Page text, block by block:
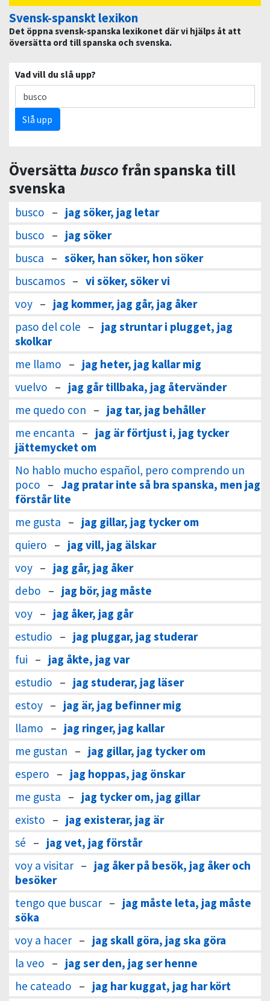
Svensk-spanskt lexikon
Det öppna svensk-spanska lexikonet där vi hjälps åt att
översätta ord till spanska och svenska.
Vad vill du slå upp?
Slå upp
Översätta busco från spanska till
svenska
busco – jag söker, jag letar
busco – jag söker
busca – söker, han söker, hon söker
buscamos – vi söker, söker vi
voy – jag kommer, jag går, jag åker
paso del cole – jag struntar i plugget, jag
skolkar
me llamo – jag heter, jag kallar mig
vuelvo – jag går tillbaka, jag återvänder
me quedo con – jag tar, jag behåller
me encanta – jag är förtjust i, jag tycker
jättemycket om
No hablo mucho español, pero comprendo un
poco – Jag pratar inte så bra spanska, men jag
förstår lite
me gusta – jag gillar, jag tycker om
quiero – jag vill, jag älskar
voy – jag går, jag åker
debo – jag bör, jag måste
voy – jag åker, jag går
estudio – jag pluggar, jag studerar
fui – jag åkte, jag var
estudio – jag studerar, jag läser
estoy – jag är, jag befinner mig
llamo – jag ringer, jag kallar
me gustan – jag gillar, jag tycker om
espero – jag hoppas, jag önskar
me gusta – jag tycker om, jag gillar
existo – jag existerar, jag är
sé – jag vet, jag förstår
voy a visitar – jag åker på besök, jag åker och
besöker
tengo que buscar – jag måste leta, jag måste
söka
voy a hacer – jag skall göra, jag ska göra
la veo – jag ser den, jag ser henne
he cateado – jag har kuggat, jag har kört